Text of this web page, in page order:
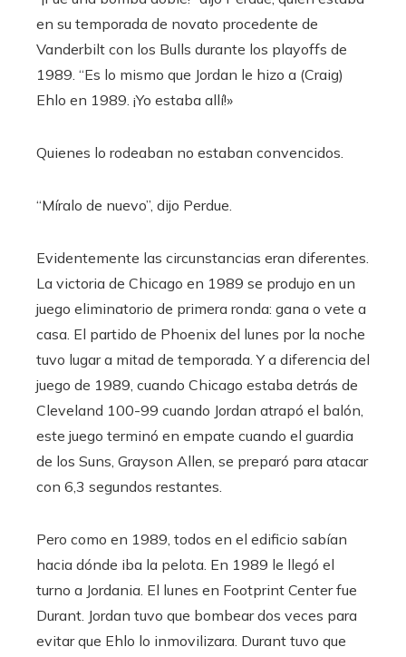
en su temporada de novato procedente de
Vanderbilt con los Bulls durante los playoffs de
1989. “Es lo mismo que Jordan le hizo a (Craig)
Ehlo en 1989. ¡Yo estaba allí!»
Quienes lo rodeaban no estaban convencidos.
“Míralo de nuevo”, dijo Perdue.
Evidentemente las circunstancias eran diferentes.
La victoria de Chicago en 1989 se produjo en un
juego eliminatorio de primera ronda: gana o vete a
casa. El partido de Phoenix del lunes por la noche
tuvo lugar a mitad de temporada. Y a diferencia del
juego de 1989, cuando Chicago estaba detrás de
Cleveland 100-99 cuando Jordan atrapó el balón,
este juego terminó en empate cuando el guardia
de los Suns, Grayson Allen, se preparó para atacar
con 6,3 segundos restantes.
Pero como en 1989, todos en el edificio sabían
hacia dónde iba la pelota. En 1989 le llegó el
turno a Jordania. El lunes en Footprint Center fue
Durant. Jordan tuvo que bombear dos veces para
evitar que Ehlo lo inmovilizara. Durant tuvo que